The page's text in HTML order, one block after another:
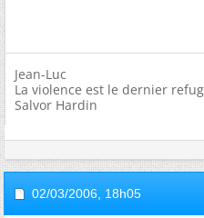
Jean-Luc
La violence est le dernier
Salvor Hardin
02/03/2006, 18h05